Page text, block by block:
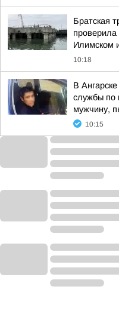
Братская
Илимском
10:18
В
службы по
мужчину,
10:15